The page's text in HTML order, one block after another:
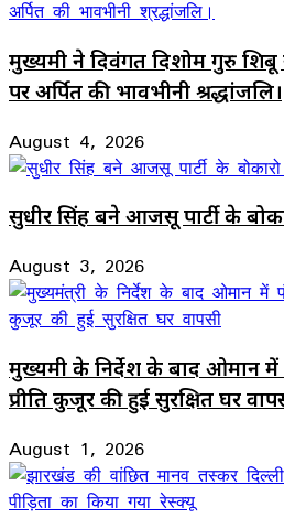
मुख्यमंत्री ने दिवंगत दिशोम गुरु
पर अर्पित की भावभीनी श्रद्धांजलि।
August 4, 2026
सुधीर सिंह बने आजसू पार्टी के
August 3, 2026
मुख्यमंत्री के निर्देश के बाद ओमान
प्रीति कुजूर की हुई सुरक्षित घर
August 1, 2026